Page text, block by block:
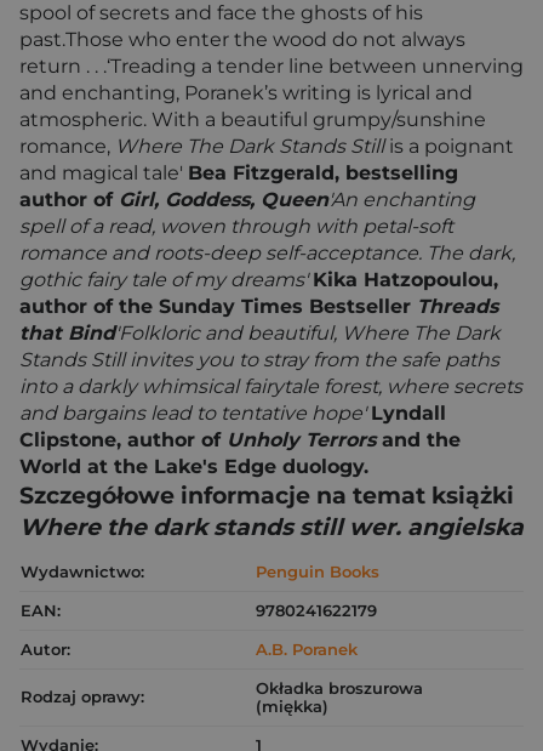
spool of secrets and face the ghosts of his
past.Those who enter the wood do not always
return . . .‘Treading a tender line between unnerving
and enchanting, Poranek’s writing is lyrical and
atmospheric. With a beautiful grumpy/sunshine
romance, Where The Dark Stands Stillis a poignant
and magical tale' Bea Fitzgerald, bestselling
author of Girl, Goddess, Queen'An enchanting
spell of a read, woven through with petal-soft
romance and roots-deep self-acceptance. The dark,
gothic fairy tale of my dreams' Kika Hatzopoulou,
author of the Sunday Times Bestseller Threads
that Bind'Folkloric and beautiful, Where The Dark
Stands Still invites you to stray from the safe paths
into a darkly whimsical fairytale forest, where secrets
and bargains lead to tentative hope' Lyndall
Clipstone, author of Unholy Terrorsand the
World at the Lake's Edge duology.
Szczegółowe informacje na temat książki
Where the dark stands still wer. angielska
Wydawnictwo:
Penguin Books
EAN:
9780241622179
Autor:
A.B. Poranek
Rodzaj oprawy:
Okładka broszurowa
(miękka)
Wydanie:
1